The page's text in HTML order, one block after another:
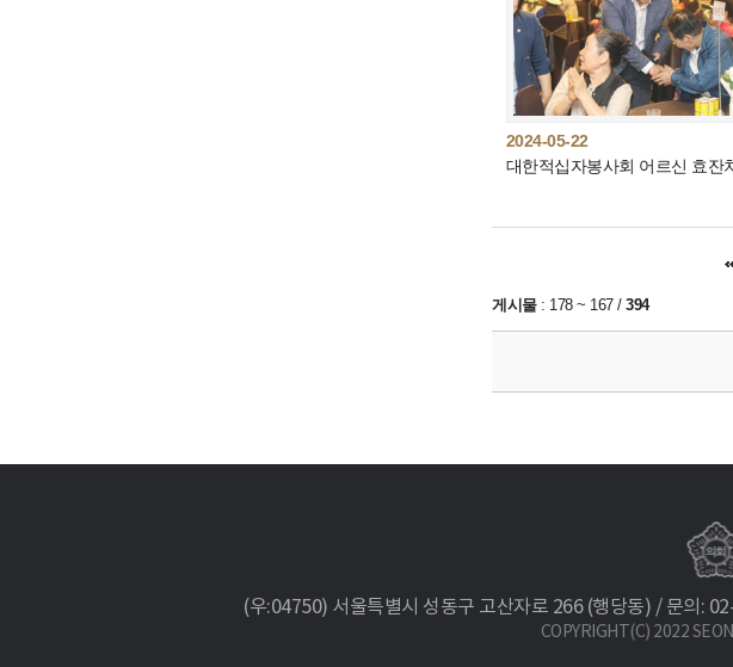
2024-05-22
대한적십자봉사회 어르신 효잔
게시물: 178 ~ 167/ 394
(우:04750) 서울특별시 성동구 고산자로 266 (행당동) / 문의:
COPYRIGHT(C) 2022